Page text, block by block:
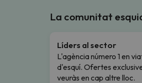
La comunitat
Líders al sector
L'agència número 1 en
d'esquí. Ofertes
veuràs en cap altre lloc.